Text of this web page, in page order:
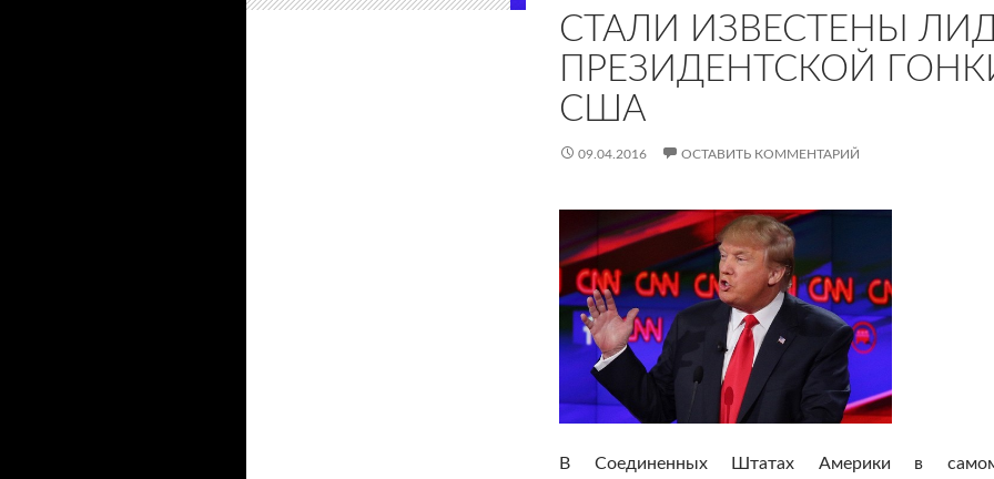
СТАЛИ ИЗВЕСТЕНЫ
ПРЕЗИДЕНТСКОЙ
США
09.04.2016 ОСТАВИТЬ КОММЕНТАРИЙ
В Соединенных Штатах Америки в